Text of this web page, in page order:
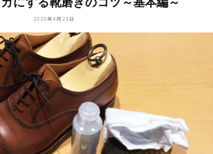
2020年4月23日